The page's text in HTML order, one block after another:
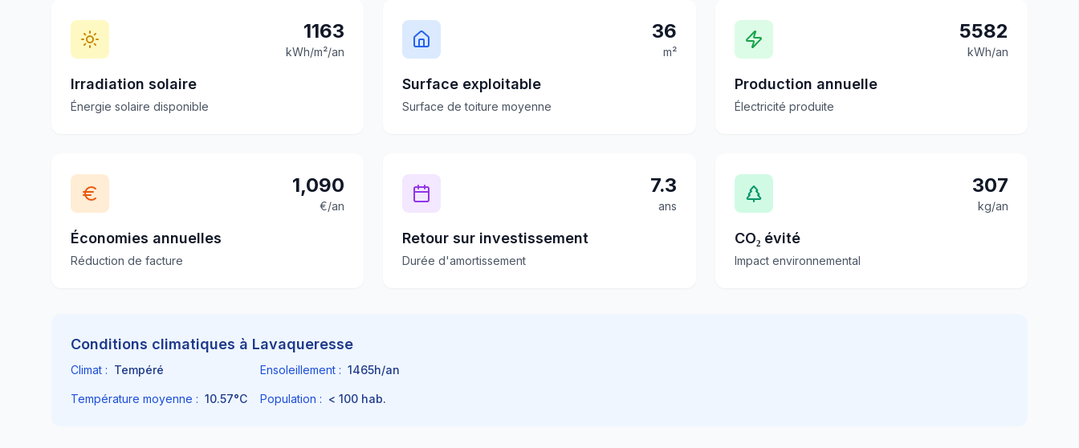
1163
kWh/m²/an
Irradiation solaire
Énergie solaire disponible
36
m²
Surface exploitable
Surface de toiture moyenne
5582
kWh/an
Production annuelle
Électricité produite
1,090
€/an
Économies annuelles
Réduction de facture
7.3
ans
Retour sur investissement
Durée d'amortissement
307
kg/an
CO₂ évité
Impact environnemental
Conditions climatiques à Lavaqueresse
Climat : Tempéré Ensoleillement : 1465h/an
Température moyenne : 10.57°C Population : < 100 hab.